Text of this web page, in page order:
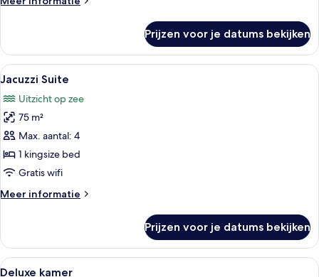
kamer
Prijzen voor je datums bekijken
Alle
foto's
voor
Jacuzzi
Suite
laden
Een hotelkamer met twee bedden,
10
Jacuzzi Suite
Uitzicht op zee
75 m²
Max. aantal: 4
1 kingsize bed
Gratis wifi
Meer informatie
Meer
Suite
Prijzen voor je datums bekijken
Alle
Hotelkamer met twee bedden, een
5
Deluxe kamer